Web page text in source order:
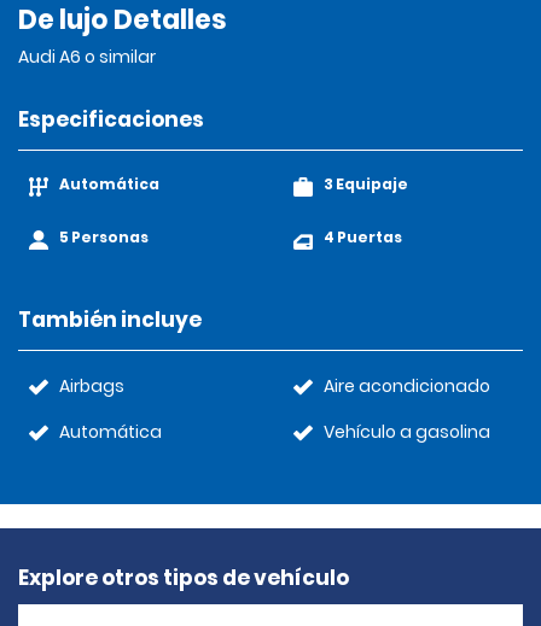
De lujo Detalles
Audi A6 o similar
Especificaciones
Automática
5 Personas
3 Equipaje
4 Puertas
También incluye
Airbags
Automática
Aire acondicionado
Vehículo a gasolina
Explore otros tipos de vehículo